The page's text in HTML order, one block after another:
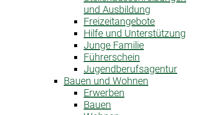
und Ausbildung
Freizeitangebote
Hilfe und Unterstützung
Junge Familie
Führerschein
Jugendberufsagentur
Bauen und Wohnen
Erwerben
Bauen